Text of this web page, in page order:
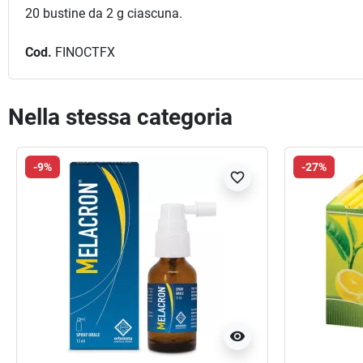
20 bustine da 2 g ciascuna.
Cod. FINOCTFX
Nella stessa categoria
-9%
visibility
favorite_border
-27%